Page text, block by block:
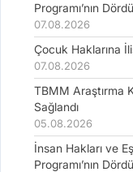
Programı’nın
07.08.2026
Çocuk Haklarına
07.08.2026
TBMM Araştırma
Sağlandı
05.08.2026
İnsan Hakları ve
Programı’nın